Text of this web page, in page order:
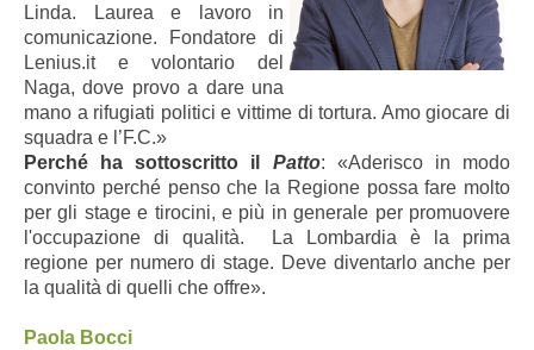
Linda. Laurea e lavoro in
comunicazione. Fondatore di
Lenius.it e volontario del
Naga, dove provo a dare una
mano a rifugiati politici e vittime di tortura. Amo giocare di
squadra e l’F.C.»
Perché ha sottoscritto il Patto: «Aderisco in modo
convinto perché penso che la Regione possa fare molto
per gli stage e tirocini, e più in generale per promuovere
l'occupazione di qualità. La Lombardia è la prima
regione per numero di stage. Deve diventarlo anche per
la qualità di quelli che offre».
Paola Bocci